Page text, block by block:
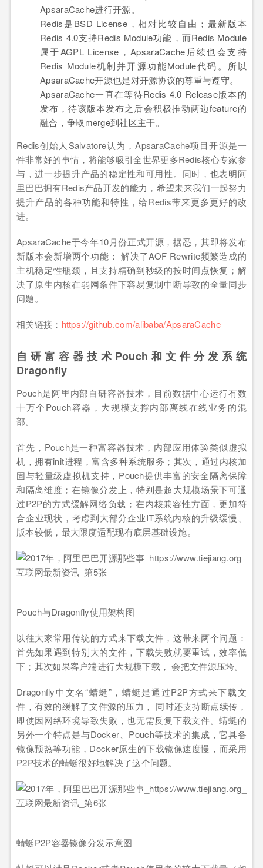
ApsaraCache进行开源。
Redis是BSD License，相对比较自由；最新版本
Redis 4.0支持Redis Module功能，而Redis Module
属于AGPL License，ApsaraCache后续也会支持
Redis Module机制并开源功能Module代码。所以
ApsaraCache开源也是对开源协议的尊重与遵守。
ApsaraCache一直在等待Redis 4.0 Release版本的
发布，待该版本发布之后会积极推动两边feature的
融合，争取merge到社区主干。
Redis创始人Salvatore认为，ApsaraCache项目开源是一
件非常好的事情，将能够吸引全世界更多Redis核心专家参
与，进一步提升产品的稳定性和可用性。同时，也表明阿
里巴巴拥有Redis产品开发的能力，希望未来我们一起努力
提升产品的各种功能和特性，给Redis带来更多更好的改
进。
ApsaraCache于今年10月份正式开源，据悉，其即将发布
新版本会新增两个功能： 解决了AOF Rewrite频繁造成的
主机稳定性瓶颈，且支持精确到秒级的按时间点恢复；解
决了原生内核在弱网条件下容易复制中断导致的全量同步
问题。
相关链接： https://github.com/alibaba/ApsaraCache
自研富容器技术Pouch和文件分发系统
Dragonfly
Pouch是阿里内部自研容器技术，目前数据中心运行有数
十万个Pouch容器，大规模支撑内部离线在线业务的混
部。
首先，Pouch是一种富容器技术，内部应用体验类似虚拟
机，拥有init进程，富含多种系统服务；其次，通过内核加
固与轻量级虚拟机支持，Pouch提供丰富的安全隔离保障
和隔离维度；在镜像分发上，特别是超大规模场景下可通
过P2P的方式缓解网络负载；在内核兼容性方面，更加符
合企业现状，考虑到大部分企业IT系统内核的升级缓慢、
版本较低，最大限度适配现有底层基础设施。
Pouch与Dragonfly使用架构图
以往大家常用传统的方式来下载文件，这带来两个问题：
首先如果遇到特别大的文件，下载失败就要重试，效率低
下；其次如果客户端进行大规模下载， 会把文件源压垮。
Dragonfly中文名“蜻蜓”，蜻蜓是通过P2P方式来下载文
件，有效的缓解了文件源的压力， 同时还支持断点续传，
即使因网络环境导致失败，也无需反复下载文件。蜻蜓的
另外一个特点是与Docker、Pouch等技术的集成，它具备
镜像预热等功能，Docker原生的下载镜像速度慢，而采用
P2P技术的蜻蜓很好地解决了这个问题。
蜻蜓P2P容器镜像分发示意图